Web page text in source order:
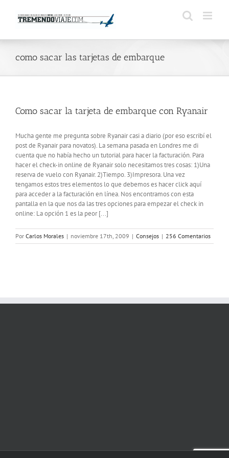
contenido
como sacar las tarjetas de embarque
Como sacar la tarjeta de embarque con Ryanair
Mucha gente me pregunta sobre Ryanair casi a diario (por eso escribí el
post de Ryanair para novatos). La semana pasada en Londres me di
cuenta que no había hecho un tutorial para hacer la facturación. Para
hacer el check-in online de Ryanair solo necesitamos tres cosas: 1)Una
reserva de vuelo con Ryanair. 2)Tiempo. 3)Impresora. Una vez
tengamos estos tres elementos lo que debemos es hacer click aquí
para acceder a la facturación en línea. Nos encontramos con esta
pantalla en la que nos da las tres opciones para empezar el check in
online: La opción 1 es la peor [...]
Por Carlos Morales | noviembre 17th, 2009 | Consejos | 256 Comentarios